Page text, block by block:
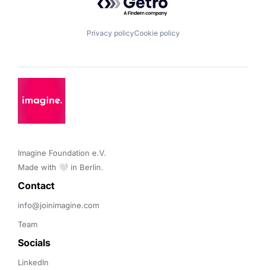
Privacy policyCookie policy
Imagine Foundation e.V.
Made with 🤍 in Berlin.
Contact
info@joinimagine.com
Team
Socials
LinkedIn